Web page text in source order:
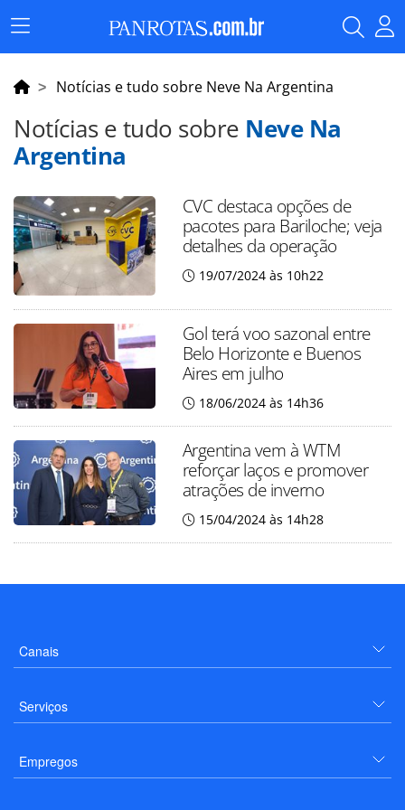
Menu
Principal
Notícias e tudo sobre Neve Na Argentina
Notícias e tudo sobre Neve Na
Argentina
CVC destaca opções de
pacotes para Bariloche; veja
detalhes da operação
19/07/2024 às 10h22
Gol terá voo sazonal entre
Belo Horizonte e Buenos
Aires em julho
18/06/2024 às 14h36
Argentina vem à WTM
reforçar laços e promover
atrações de inverno
15/04/2024 às 14h28
Canais
Serviços
Empregos